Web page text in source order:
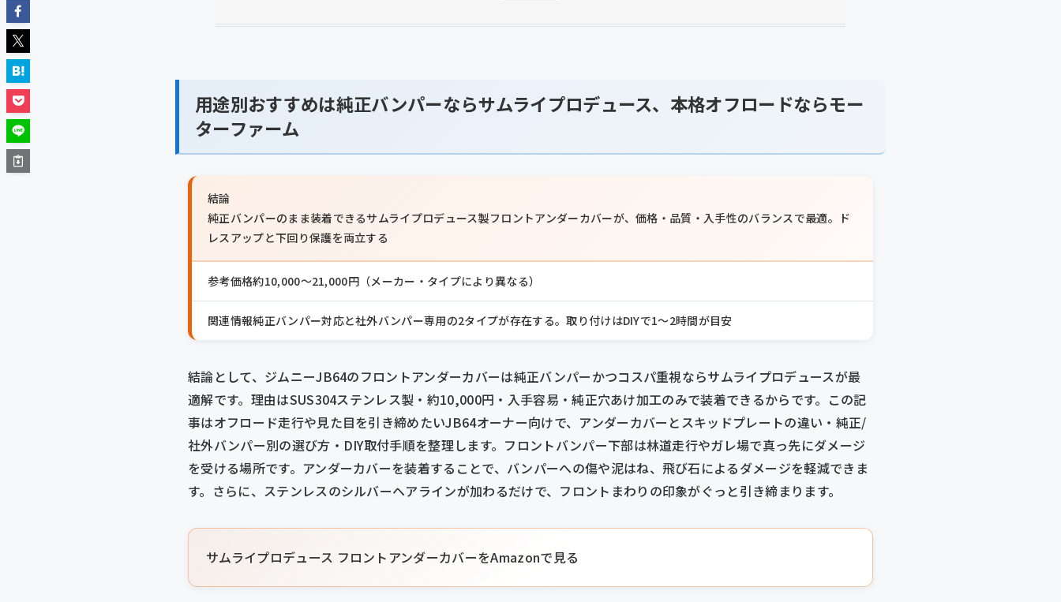
用途別おすすめは純正バンパーならサムライプロデュース、本格オフロードならモー
ターファーム
結論
純正バンパーのまま装着できるサムライプロデュース製フロントアンダーカバーが、価格・品質・入手性のバランスで最適。ド
レスアップと下回り保護を両立する
参考価格約10,000〜21,000円（メーカー・タイプにより異なる）
関連情報純正バンパー対応と社外バンパー専用の2タイプが存在する。取り付けはDIYで1〜2時間が目安
結論として、ジムニーJB64のフロントアンダーカバーは純正バンパーかつコスパ重視ならサムライプロデュースが最
適解です。理由はSUS304ステンレス製・約10,000円・入手容易・純正穴あけ加工のみで装着できるからです。この記
事はオフロード走行や見た目を引き締めたいJB64オーナー向けで、アンダーカバーとスキッドプレートの違い・純正/
社外バンパー別の選び方・DIY取付手順を整理します。フロントバンパー下部は林道走行やガレ場で真っ先にダメージ
を受ける場所です。アンダーカバーを装着することで、バンパーへの傷や泥はね、飛び石によるダメージを軽減できま
す。さらに、ステンレスのシルバーヘアラインが加わるだけで、フロントまわりの印象がぐっと引き締まります。
サムライプロデュース フロントアンダーカバーをAmazonで見る